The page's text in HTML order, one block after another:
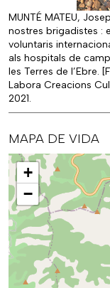
MUNTÉ MATEU,
nostres brigadistes :
voluntaris
als hospitals de
les Terres de l’Ebre.
Labora Creacions
2021.
MAPA DE VIDA
Mapa
+
−